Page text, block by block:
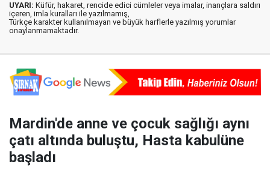
UYARI: Küfür, hakaret, rencide edici cümleler veya imalar, inançlara saldırı
içeren, imla kuralları ile yazılmamış,
Türkçe karakter kullanılmayan ve büyük harflerle yazılmış yorumlar
onaylanmamaktadır.
Mardin'de anne ve çocuk sağlığı aynı
çatı altında buluştu, Hasta kabulüne
başladı